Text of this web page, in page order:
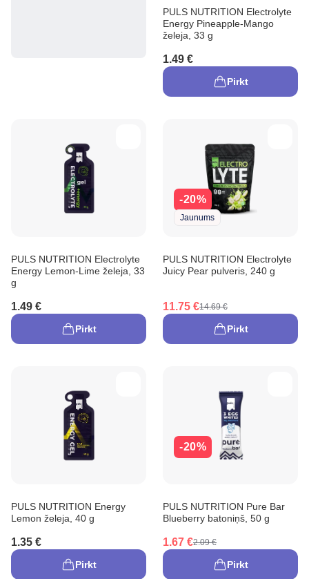
PULS NUTRITION Electrolyte
Energy Pineapple-Mango
želeja, 33 g
1.49 €
Pirkt
PULS NUTRITION Electrolyte
Energy Lemon-Lime želeja, 33
g
1.49 €
Pirkt
-20%
Jaunums
PULS NUTRITION Electrolyte
Juicy Pear pulveris, 240 g
11.75 €14.69 €
Pirkt
PULS NUTRITION Energy
Lemon želeja, 40 g
1.35 €
Pirkt
-20%
PULS NUTRITION Pure Bar
Blueberry batoniņš, 50 g
1.67 €2.09 €
Pirkt